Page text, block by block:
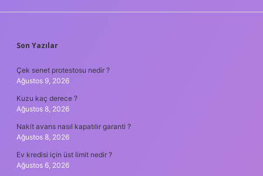
SIDEBAR
Son Yazılar
Çek senet protestosu nedir ?
Ağustos 9, 2026
Kuzu kaç derece ?
Ağustos 8, 2026
Nakit avans nasıl kapatılır garanti ?
Ağustos 8, 2026
Ev kredisi için üst limit nedir ?
Ağustos 6, 2026